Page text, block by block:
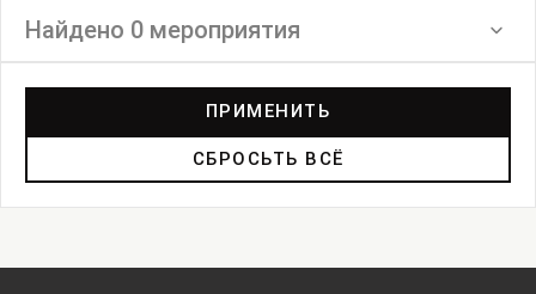
Найдено 0 мероприятия
Инсталляция
ПРИМЕНИТЬ
СБРОСЬТЬ ВСЁ